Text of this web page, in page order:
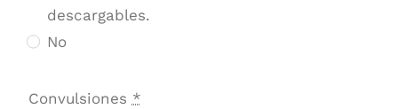
descargables.
No
Convulsiones *